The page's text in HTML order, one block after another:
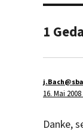
1
16. Mai
Danke,